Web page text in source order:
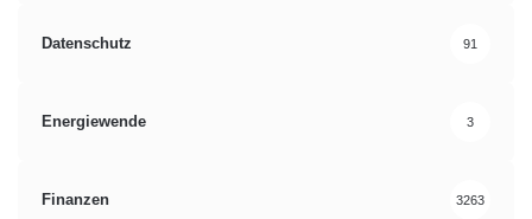
Datenschutz 91
Energiewende 3
Finanzen 3263